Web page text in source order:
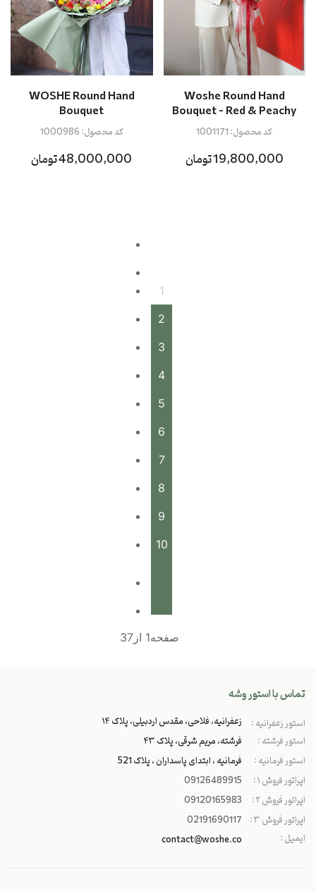
Woshe Round Hand
Bouquet - Red & Peachy
19,800,000 تومان
کد محصول:1001171
WOSHE Round Hand
Bouquet
48,000,000 تومان
کد محصول:1000986
1
2
3
4
5
6
7
8
9
10
صفحه1 از37
تماس با استور وشه
استور زعفرانیه : زعفرانیه، فلاحی، مقدس اردبیلی، پلاک ۱۴
استور فرشته :
فرشته، مریم شرقی، پلاک ۴۳
استور فرمانیه :
فرمانیه ، ابتدای پاسداران ، پلاک 521
اپراتور فروش ۱ :
09126489915
اپراتور فروش ۲ :
09120165983
اپراتور فروش ۳ :
02191690117
ایمیل :
contact@woshe.co